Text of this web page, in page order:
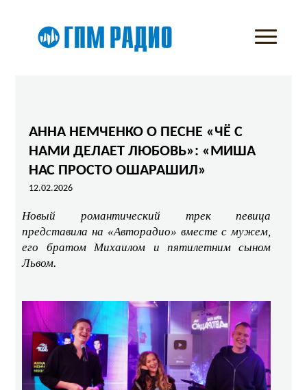
АННА НЕМЧЕНКО О ПЕСНЕ «ЧЁ С
НАМИ ДЕЛАЕТ ЛЮБОВЬ»: «МИША
НАС ПРОСТО ОШАРАШИЛ»
12.02.2026
Новый романтический трек певица
представила на «Авторадио» вместе с мужем,
его братом Михаилом и пятилетним сыном
Львом.